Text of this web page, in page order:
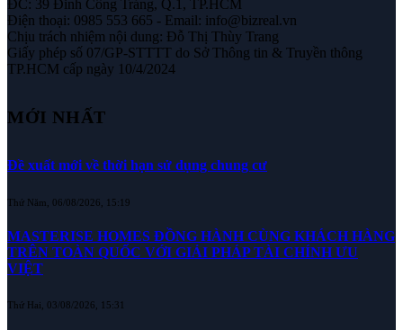
ĐC: 39 Đinh Công Tráng, Q.1, TP.HCM
Điện thoại: 0985 553 665 - Email: info@bizreal.vn
Chịu trách nhiệm nội dung: Đỗ Thị Thùy Trang
Giấy phép số 07/GP-STTTT do Sở Thông tin & Truyền thông
TP.HCM cấp ngày 10/4/2024
MỚI NHẤT
Đề xuất mới về thời hạn sử dụng chung cư
Thứ Năm, 06/08/2026, 15:19
MASTERISE HOMES ĐỒNG HÀNH CÙNG KHÁCH HÀNG
TRÊN TOÀN QUỐC VỚI GIẢI PHÁP TÀI CHÍNH ƯU
VIỆT
Thứ Hai, 03/08/2026, 15:31